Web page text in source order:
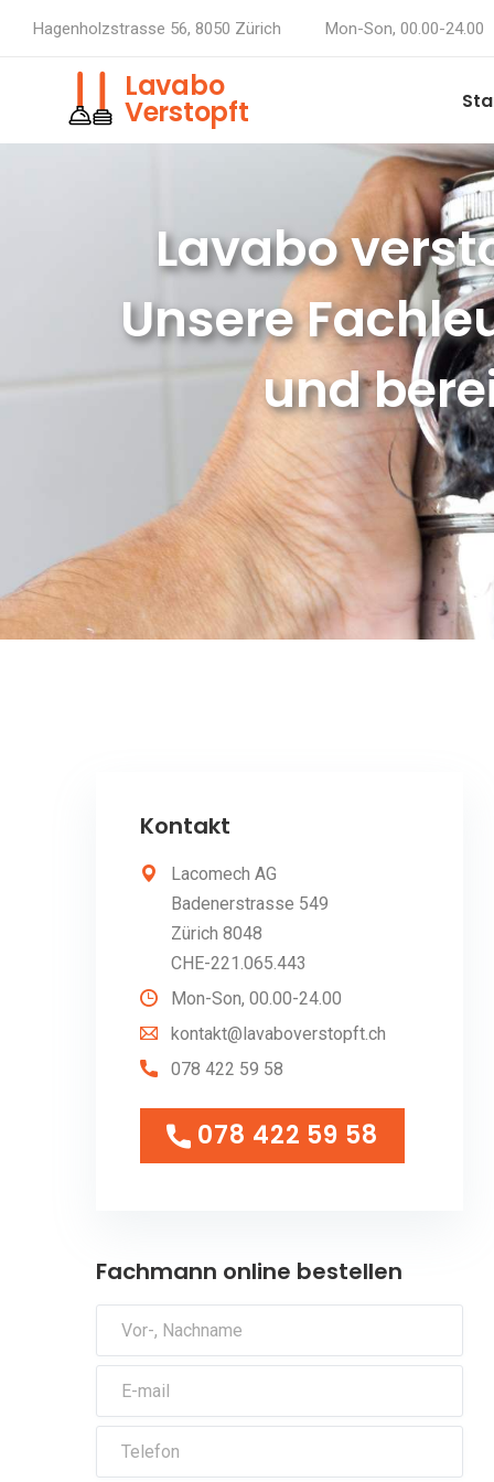
Hagenholzstrasse 56, 8050 Zürich Mon-Son, 00.00-24.00
Lavabo
Verstopft
Lavabo
Unsere
und
Kontakt
Lacomech AG
Badenerstrasse 549
Zürich 8048
CHE-221.065.443
Mon-Son, 00.00-24.00
kontakt@lavaboverstopft.ch
078 422 59 58
078 422 59 58
078 422 59 58
Fachmann online bestellen